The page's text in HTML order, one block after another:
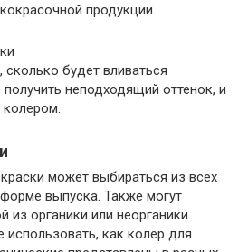
продукции.
будет вливаться
получить неподходящий оттенок, и
может выбираться из всех
выпуска. Также могут
из органики или неорганики.
использовать, как колер для